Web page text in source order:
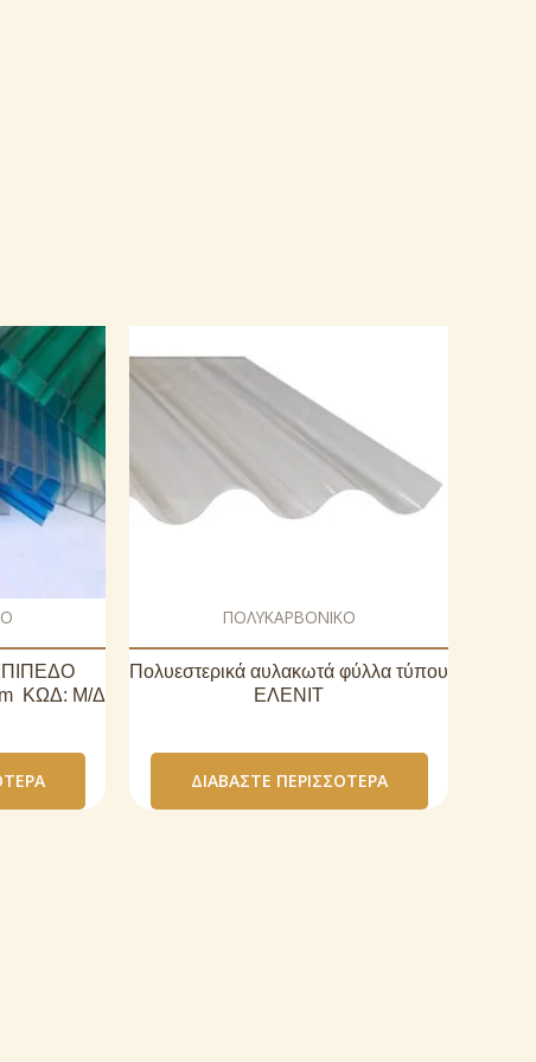
ΚΩΔ: Μ/Δ
ΠΟΛΥΚΑΡΒΟΝΙΚΟ
Πολυεστερικά αυλακωτά φύλλα τύπου
ΕΛΕΝΙΤ
ΔΙΑΒΆΣΤΕ ΠΕΡΙΣΣΌΤΕΡΑ